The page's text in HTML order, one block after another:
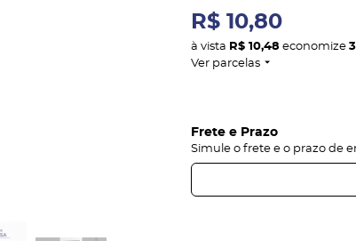
R$ 10,80
à vista R$ 10,48 economize
Ver parcelas
Frete e Prazo
Simule o frete e o prazo de